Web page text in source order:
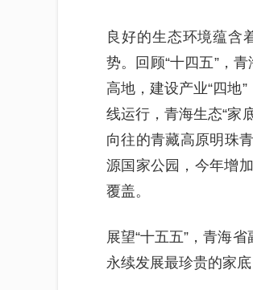
良好的生态环境蕴含
势。回顾“十四五”，
高地，建设产业“四地
线运行，青海生态“家
向往的青藏高原明珠
源国家公园，今年增
覆盖。
展望“十五五”，青海
永续发展最珍贵的家底